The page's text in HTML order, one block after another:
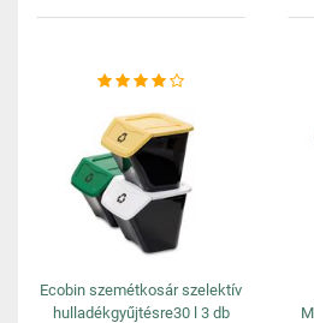
Ecobin szemétkosár szelektív
hulladékgyűjtésre30 l 3 db